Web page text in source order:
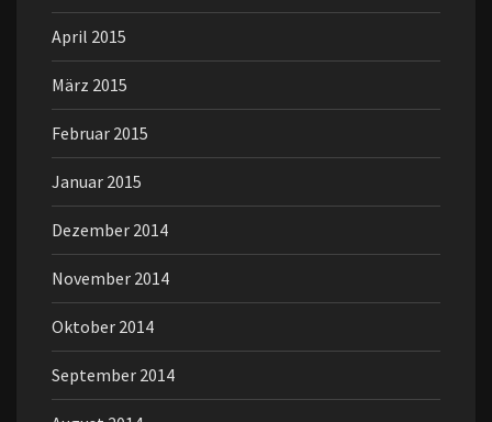
April 2015
März 2015
Februar 2015
Januar 2015
Dezember 2014
November 2014
Oktober 2014
September 2014